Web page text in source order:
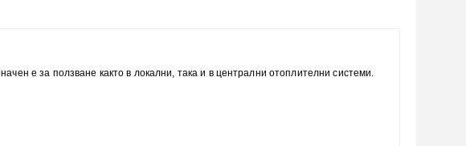
е за ползване както в локални, така и в централни отоплителни системи.